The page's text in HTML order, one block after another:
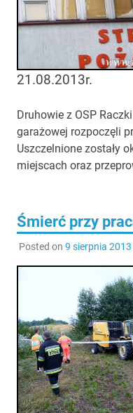
21.08.2013r.
Druhowie z OSP
garażowej rozpoczęli
Uszczelnione zostały
miejscach oraz
Śmierć przy
Posted on 9 sierpnia 2013